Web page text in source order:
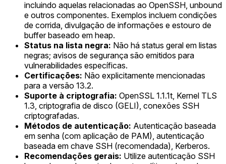
incluindo aquelas relacionadas ao OpenSSH, unbound
e outros componentes. Exemplos incluem condições
de corrida, divulgação de informações e estouro de
buffer baseado em heap.
Status na lista negra: Não há status geral em listas
negras; avisos de segurança são emitidos para
vulnerabilidades específicas.
Certificações: Não explicitamente mencionadas
para a versão 13.2.
Suporte à criptografia: OpenSSL 1.1.1t, Kernel TLS
1.3, criptografia de disco (GELI), conexões SSH
criptografadas.
Métodos de autenticação: Autenticação baseada
em senha (com aplicação de PAM), autenticação
baseada em chave SSH (recomendada), Kerberos.
Recomendações gerais: Utilize autenticação SSH